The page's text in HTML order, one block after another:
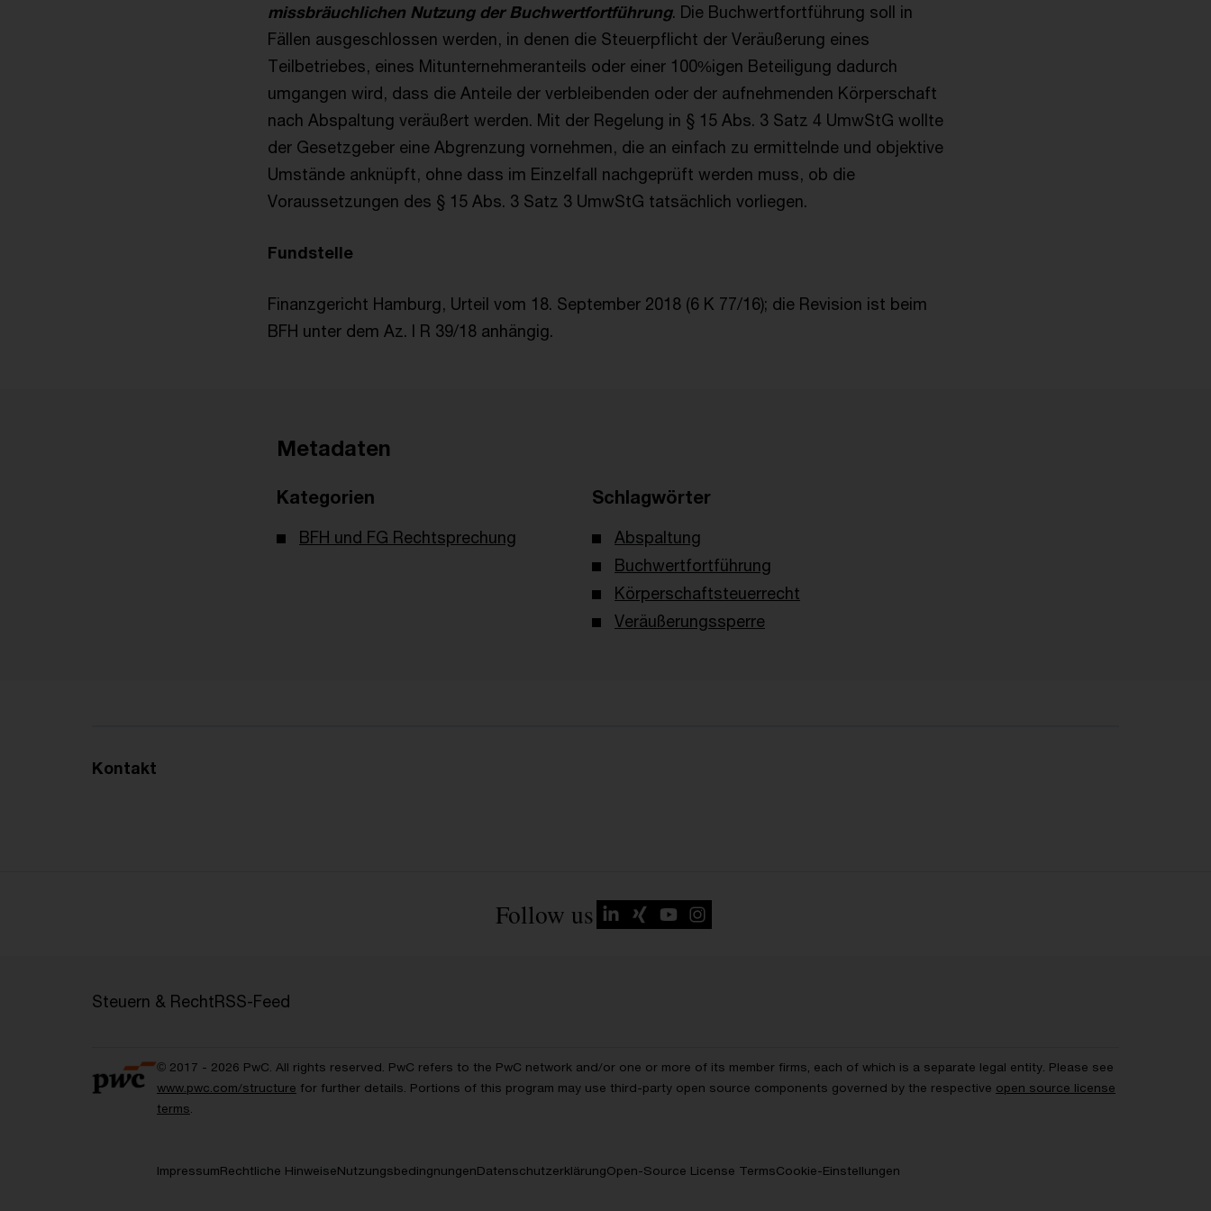
missbräuchlichen Nutzung der Buchwertfortführung. Die Buchwertfortführung soll in
Fällen ausgeschlossen werden, in denen die Steuerpflicht der Veräußerung eines
Teilbetriebes, eines Mitunternehmeranteils oder einer 100%igen Beteiligung dadurch
umgangen wird, dass die Anteile der verbleibenden oder der aufnehmenden Körperschaft
nach Abspaltung veräußert werden. Mit der Regelung in § 15 Abs. 3 Satz 4 UmwStG wollte
der Gesetzgeber eine Abgrenzung vornehmen, die an einfach zu ermittelnde und objektive
Umstände anknüpft, ohne dass im Einzelfall nachgeprüft werden muss, ob die
Voraussetzungen des § 15 Abs. 3 Satz 3 UmwStG tatsächlich vorliegen.
Fundstelle
Finanzgericht Hamburg, Urteil vom 18. September 2018 (6 K 77/16); die Revision ist beim
BFH unter dem Az. I R 39/18 anhängig.
Metadaten
Kategorien
BFH und FG Rechtsprechung
Schlagwörter
Abspaltung
Buchwertfortführung
Körperschaftsteuerrecht
Veräußerungssperre
Kontakt
Follow us
Steuern & RechtRSS-Feed
© 2017 - 2026 PwC. All rights reserved. PwC refers to the PwC network and/or one or more of its member firms, each of which is a separate legal entity. Please see
www.pwc.com/structure for further details. Portions of this program may use third-party open source components governed by the respective open source license
terms.
ImpressumRechtliche HinweiseNutzungsbedingnungenDatenschutzerklärungOpen-Source License TermsCookie-Einstellungen